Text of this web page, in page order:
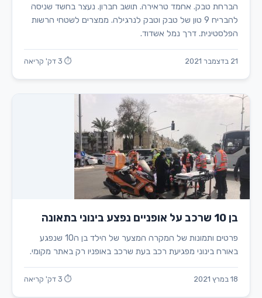
הברחת טבק. אחמד טראירה. תושב חברון. נעצר בחשד שניסה
להבריח 9 טון של טבק וטבק לנרגילה. ממצרים לשטחי הרשות
הפלסטינית. דרך נמל אשדוד.
21 בדצמבר 2021 ⏱ 3 דק' קריאה
בן 10 שרכב על אופניים נפצע בינוני בתאונה
פרטים ותמונות של המקרה המצער של הילד בן ה10 שנפגע
באורח בינוני מפגיעת רכב בעת שרכב באופניו רק באתר מקומי.
18 במרץ 2021 ⏱ 3 דק' קריאה